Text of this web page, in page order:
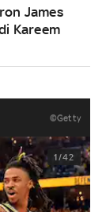
James
Kareem
©Getty
1/42